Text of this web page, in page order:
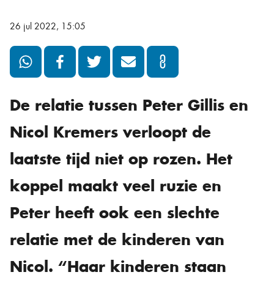
26 jul 2022, 15:05
De relatie tussen Peter Gillis en
Nicol Kremers verloopt de
laatste tijd niet op rozen. Het
koppel maakt veel ruzie en
Peter heeft ook een slechte
relatie met de kinderen van
Nicol. “Haar kinderen staan